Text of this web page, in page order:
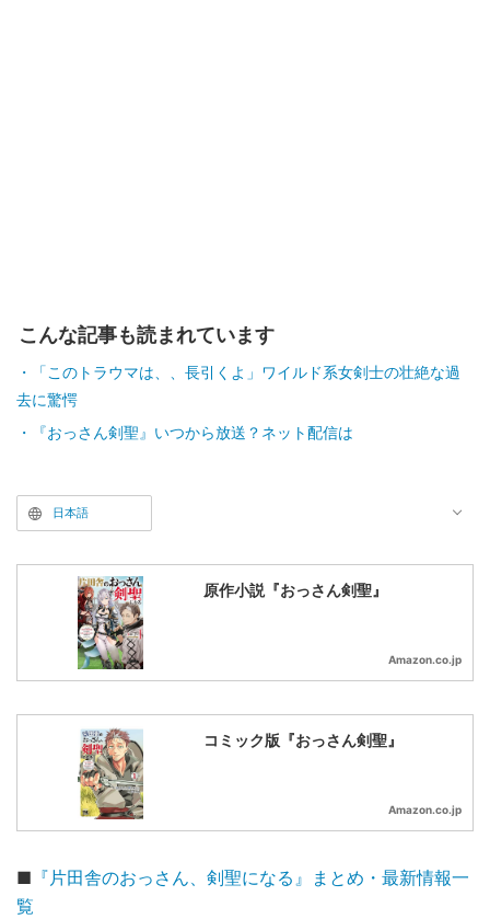
こんな記事も読まれています
「このトラウマは、、長引くよ」ワイルド系女剣士の壮絶な過
去に驚愕
『おっさん剣聖』いつから放送？ネット配信は
日本語
原作小説『おっさん剣聖』
Amazon.co.jp
コミック版『おっさん剣聖』
Amazon.co.jp
■ 『片田舎のおっさん、剣聖になる』まとめ・最新情報一
覧